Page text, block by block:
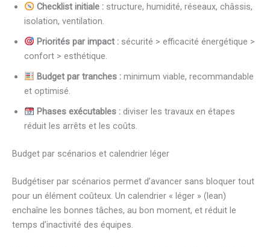
Checklist initiale :structure, humidité, réseaux, châssis,
isolation, ventilation.
Priorités par impact :sécurité > efficacité énergétique >
confort > esthétique.
Budget par tranches :minimum viable, recommandable
et optimisé.
Phases exécutables :diviser les travaux en étapes
réduit les arrêts et les coûts.
Budget par scénarios et calendrier léger
Budgétiser par scénarios permet d’avancer sans bloquer tout
pour un élément coûteux. Un calendrier « léger » (lean)
enchaîne les bonnes tâches, au bon moment, et réduit le
temps d’inactivité des équipes.